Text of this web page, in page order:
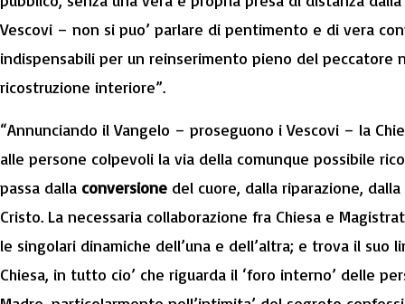
Vescovi – non si puo’ parlare di pentimento e di vera
indispensabili per un reinserimento pieno del peccatore
ricostruzione interiore”.
“Annunciando il Vangelo – proseguono i Vescovi – la
alle persone colpevoli la via della comunque possibile
passa dalla conversione del cuore, dalla riparazione,
Cristo. La necessaria collaborazione fra Chiesa e
le singolari dinamiche dell’una e dell’altra; e trova il suo
Chiesa, in tutto cio’ che riguarda il ‘foro interno’ delle